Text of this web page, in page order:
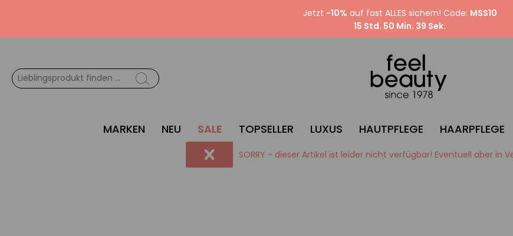
Jetzt -10% auf fast ALLES sichern! Code: MSS10
15 Std. 50 Min. 38 Sek.
MARKEN NEU SALE TOPSELLER LUXUS HAUTPFLEGE HAARPFLEGE
SORRY - dieser Artikel ist leider nicht verfügbar! Eventuell aber in